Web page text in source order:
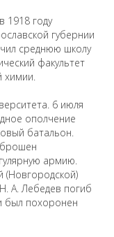
1918 году
губернии
среднюю школу
факультет
химии.
6 июля
ополчение
батальон.
армию.
(Новгородской)
А. Лебедев погиб
был похоронен